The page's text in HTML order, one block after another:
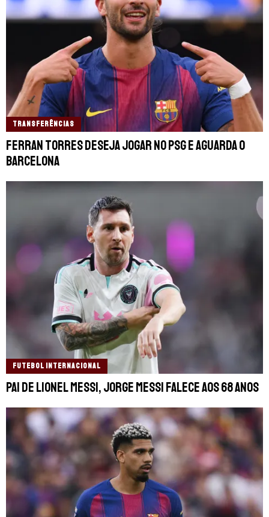
TRANSFERÊNCIAS
Ferran Torres deseja jogar no PSG e aguarda o
Barcelona
FUTEBOL INTERNACIONAL
Pai de Lionel Messi, Jorge Messi falece aos 68 anos